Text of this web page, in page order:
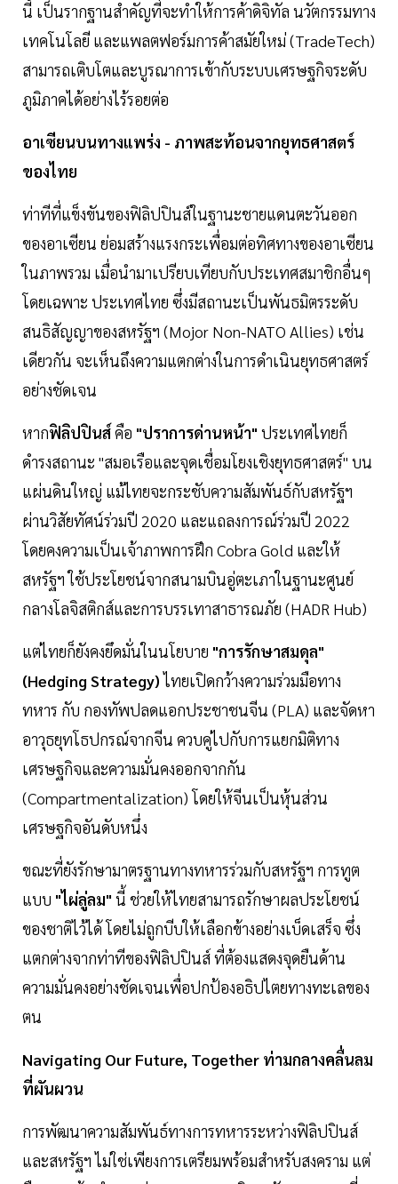
นี้ เป็นรากฐานสำคัญที่จะทำให้การค้าดิจิทัล นวัตกรรมทาง
เทคโนโลยี และแพลตฟอร์มการค้าสมัยใหม่ (TradeTech)
สามารถเติบโตและบูรณาการเข้ากับระบบเศรษฐกิจระดับ
ภูมิภาคได้อย่างไร้รอยต่อ
อาเซียนบนทางแพร่ง - ภาพสะท้อนจากยุทธศาสตร์
ของไทย
ท่าทีที่แข็งขันของฟิลิปปินส์ในฐานะชายแดนตะวันออก
ของอาเซียน ย่อมสร้างแรงกระเพื่อมต่อทิศทางของอาเซียน
ในภาพรวม เมื่อนำมาเปรียบเทียบกับประเทศสมาชิกอื่นๆ
โดยเฉพาะ ประเทศไทย ซึ่งมีสถานะเป็นพันธมิตรระดับ
สนธิสัญญาของสหรัฐฯ (Mojor Non-NATO Allies) เช่น
เดียวกัน จะเห็นถึงความแตกต่างในการดำเนินยุทธศาสตร์
อย่างชัดเจน
หากฟิลิปปินส์คือ "ปราการด่านหน้า" ประเทศไทยก็
ดำรงสถานะ "สมอเรือและจุดเชื่อมโยงเชิงยุทธศาสตร์" บน
แผ่นดินใหญ่ แม้ไทยจะกระชับความสัมพันธ์กับสหรัฐฯ
ผ่านวิสัยทัศน์ร่วมปี 2020 และแถลงการณ์ร่วมปี 2022
โดยคงความเป็นเจ้าภาพการฝึก Cobra Gold และให้
สหรัฐฯ ใช้ประโยชน์จากสนามบินอู่ตะเภาในฐานะศูนย์
กลางโลจิสติกส์และการบรรเทาสาธารณภัย (HADR Hub)
แต่ไทยก็ยังคงยึดมั่นในนโยบาย "การรักษาสมดุล"
(Hedging Strategy)ไทยเปิดกว้างความร่วมมือทาง
ทหาร กับ กองทัพปลดแอกประชาชนจีน (PLA) และจัดหา
อาวุธยุทโธปกรณ์จากจีน ควบคู่ไปกับการแยกมิติทาง
เศรษฐกิจและความมั่นคงออกจากกัน
(Compartmentalization) โดยให้จีนเป็นหุ้นส่วน
เศรษฐกิจอันดับหนึ่ง
ขณะที่ยังรักษามาตรฐานทางทหารร่วมกับสหรัฐฯ การทูต
แบบ "ไผ่ลู่ลม" นี้ ช่วยให้ไทยสามารถรักษาผลประโยชน์
ของชาติไว้ได้ โดยไม่ถูกบีบให้เลือกข้างอย่างเบ็ดเสร็จ ซึ่ง
แตกต่างจากท่าทีของฟิลิปปินส์ ที่ต้องแสดงจุดยืนด้าน
ความมั่นคงอย่างชัดเจนเพื่อปกป้องอธิปไตยทางทะเลของ
ตน
Navigating Our Future, Together ท่ามกลางคลื่นลม
ที่ผันผวน
การพัฒนาความสัมพันธ์ทางการทหารระหว่างฟิลิปปินส์
และสหรัฐฯ ไม่ใช่เพียงการเตรียมพร้อมสำหรับสงคราม แต่